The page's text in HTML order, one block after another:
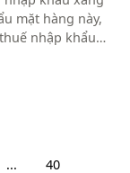
mặt hàng này,
nhập khẩu
12%.
... 40